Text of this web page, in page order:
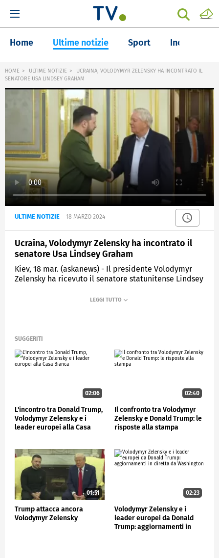
Home Ultime notizie Sport Inchieste
HOME ULTIME NOTIZIE
UCRAINA, VOLODYMYR ZELENSKY HA INCONTRATO IL
SENATORE USA LINDSEY GRAHAM
ULTIME NOTIZIE 18 MARZO 2024
Ucraina, Volodymyr Zelensky ha incontrato il
senatore Usa Lindsey Graham
Kiev, 18 mar. (askanews) - Il presidente Volodymyr
Zelensky ha ricevuto il senatore statunitense Lindsey
Zelensky ha ribadito che una decisione rapida del
stato bloccato alla Camera dei Rappresentanti a
guida repubblicana e lo Speaker Mike Johnson ha
insistito che i fondi devono essere collegati a più
SUGGERITI
02:06
L'incontro tra Donald Trump,
Volodymyr Zelensky e i
leader europei alla Casa
02:40
Il confronto tra Volodymyr
Zelensky e Donald Trump: le
risposte alla stampa
01:51
Trump attacca ancora
Volodymyr Zelensky
02:23
Volodymyr Zelensky e i
leader europei da Donald
Trump: aggiornamenti in